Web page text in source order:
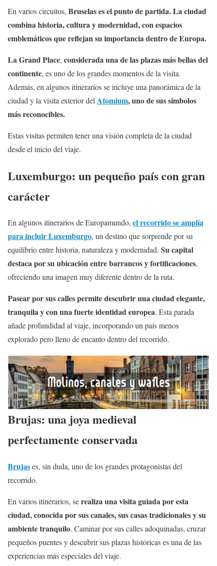
En varios circuitos, Bruselas es el punto de partida. La ciudad
combina historia, cultura y modernidad, con espacios
emblemáticos que reflejan su importancia dentro de Europa.
La Grand Place, considerada una de las plazas más bellas del
continente, es uno de los grandes momentos de la visita.
Además, en algunos itinerarios se incluye una panorámica de la
ciudad y la visita exterior del Atomium, uno de sus símbolos
más reconocibles.
Estas visitas permiten tener una visión completa de la ciudad
desde el inicio del viaje.
Luxemburgo: un pequeño país con gran
carácter
En algunos itinerarios de Europamundo, el recorrido se amplía
para incluir Luxemburgo, un destino que sorprende por su
equilibrio entre historia, naturaleza y modernidad. Su capital
destaca por su ubicación entre barrancos y fortificaciones,
ofreciendo una imagen muy diferente dentro de la ruta.
Pasear por sus calles permite descubrir una ciudad elegante,
tranquila y con una fuerte identidad europea. Esta parada
añade profundidad al viaje, incorporando un país menos
explorado pero lleno de encanto dentro del recorrido.
Brujas: una joya medieval
perfectamente conservada
Brujases, sin duda, uno de los grandes protagonistas del
recorrido.
En varios itinerarios, serealiza una visita guiada por esta
ciudad, conocida por sus canales, sus casas tradicionales y su
ambiente tranquilo. Caminar por sus calles adoquinadas, cruzar
pequeños puentes y descubrir sus plazas históricas es una de las
experiencias más especiales del viaje.